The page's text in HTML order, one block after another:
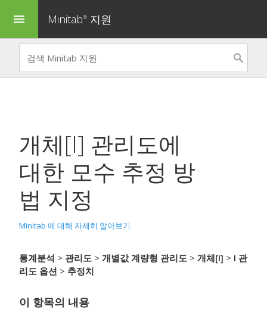
menu Minitab® 지원
개체[I] 관리도에
대한 모수 추정 방
법 지정
Minitab 에 대해 자세히 알아보기
통계분석 > 관리도 > 개별값 계량형 관리도 > 개체[I] > I 관
리도 옵션 > 추정치
이 항목의 내용